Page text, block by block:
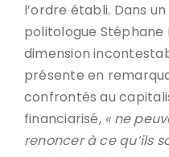
l’ordre établi. Dans
politologue Stéphane
dimension
présente en
confrontés au
financiarisé, « ne
renoncer à ce qu’ils